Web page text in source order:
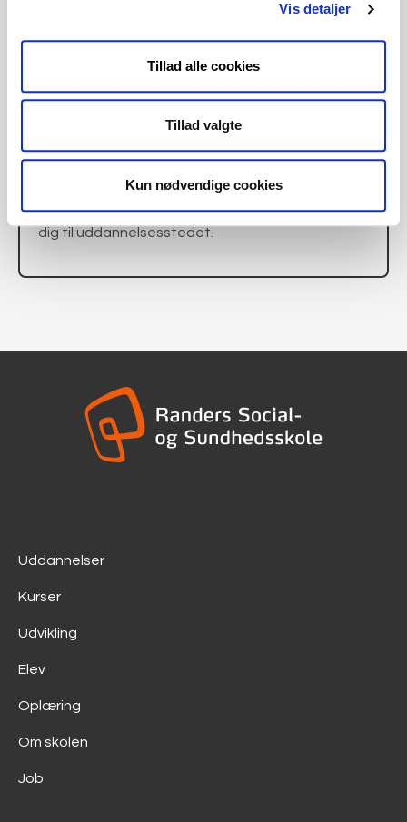
Vis detaljer
Tillad alle cookies
Tillad valgte
Kun nødvendige cookies
Tilmeld kursus
via voksenuddannelse.dk
Kursister med videregående uddannelse skal
betale fuld pris. Se fuld pris
Hvis du vil tilmelde dig et enkelt fag, så henvend
dig til uddannelsesstedet.
Uddannelser
Kurser
Udvikling
Elev
Oplæring
Om skolen
Job